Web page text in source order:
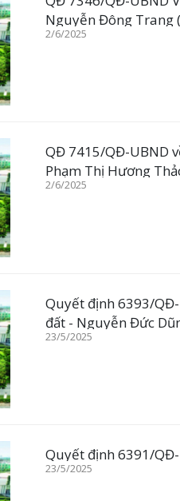
Nguyễn Đông Trang
2/6/2025
QĐ 7415/QĐ-UBND
Phạm Thị Hương
2/6/2025
Quyết định 6393/
đất - Nguyễn Đức
23/5/2025
Quyết định 6391/
23/5/2025